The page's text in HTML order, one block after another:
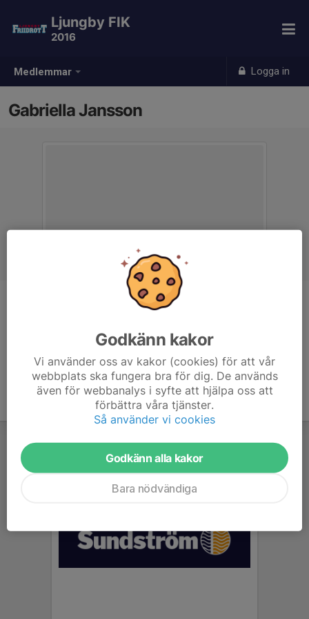
Medlemmar Logga in
Ljungby FIK
2016
Gabriella Jansson
Tränare
Godkänn kakor
Vi använder oss av kakor (cookies) för att vår
webbplats ska fungera bra för dig. De används
även för webbanalys i syfte att hjälpa oss att
förbättra våra tjänster.
Så använder vi cookies
Godkänn alla kakor
Bara nödvändiga